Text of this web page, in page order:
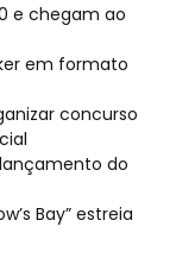
e chegam ao
em formato
concurso
do
Bay” estreia